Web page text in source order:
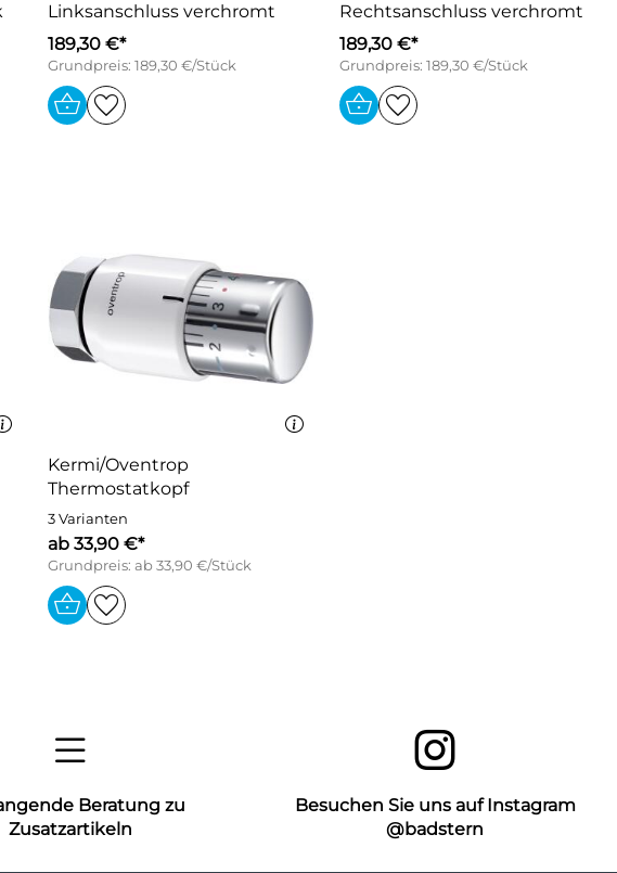
Linksanschluss verchromt
189,30 €*
Grundpreis: 189,30 €/Stück
Rechtsanschluss verchromt
189,30 €*
Grundpreis: 189,30 €/Stück
Kermi/Oventrop
Thermostatkopf
3 Varianten
ab 33,90 €*
Grundpreis: ab 33,90 €/Stück
Beratung zu
Zusatzartikeln
Besuchen Sie uns auf Instagram
@badstern